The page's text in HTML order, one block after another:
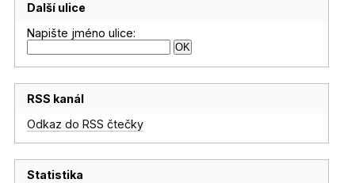
Další ulice
Napište jméno ulice:
RSS kanál
Odkaz do RSS čtečky
Statistika